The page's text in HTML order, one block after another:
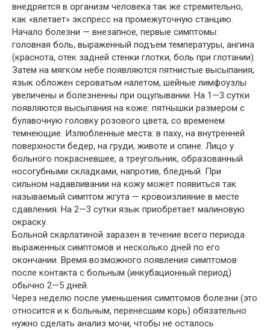
внедряется в организм человека так же стремительно,
как «влетает» экспресс на промежуточную станцию.
Начало болезни — внезапное, первые симптомы:
головная боль, выраженный подъем температуры, ангина
(краснота, отек задней стенки глотки, боль при глотании).
Затем на мягком небе появляются пятнистые высыпания,
язык обложен сероватым налетом, шейные лимфоузлы
увеличены и болезненны при ощупывании. На 1—3 сутки
появляются высыпания на коже: пятнышки размером с
булавочную головку розового цвета, со временем
темнеющие. Излюбленные места: в паху, на внутренней
поверхности бедер, на груди, животе и спине. Лицо у
больного покрасневшее, а треугольник, образованный
носогубными складками, напротив, бледный. При
сильном надавливании на кожу может появиться так
называемый симптом жгута — кровоизлияние в месте
сдавления. На 2—3 сутки язык приобретает малиновую
окраску.
Больной скарлатиной заразен в течение всего периода
выраженных симптомов и несколько дней по его
окончании. Время возможного появления симптомов
после контакта с больным (инкубационный период)
обычно 2—5 дней.
Через неделю после уменьшения симптомов болезни (это
относится и к больным, перенесшим корь) обязательно
нужно сделать анализ мочи, чтобы не осталось